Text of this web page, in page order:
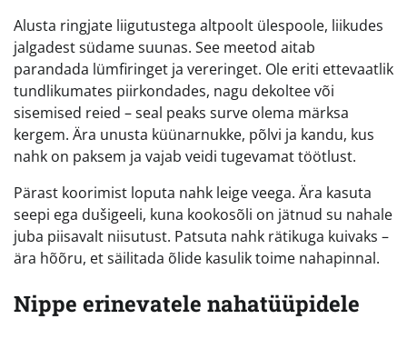
Alusta ringjate liigutustega altpoolt ülespoole, liikudes
jalgadest südame suunas. See meetod aitab
parandada lümfiringet ja vereringet. Ole eriti ettevaatlik
tundlikumates piirkondades, nagu dekoltee või
sisemised reied – seal peaks surve olema märksa
kergem. Ära unusta küünarnukke, põlvi ja kandu, kus
nahk on paksem ja vajab veidi tugevamat töötlust.
Pärast koorimist loputa nahk leige veega. Ära kasuta
seepi ega dušigeeli, kuna kookosõli on jätnud su nahale
juba piisavalt niisutust. Patsuta nahk rätikuga kuivaks –
ära hõõru, et säilitada õlide kasulik toime nahapinnal.
Nippe erinevatele nahatüüpidele